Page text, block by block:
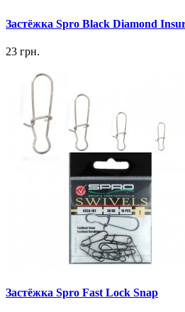
Застёжка Spro Black Diamond
23 грн.
Застёжка Spro Fast Lock Snap